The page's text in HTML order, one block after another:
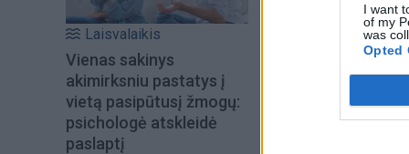
I want
of my
was
Opted
Laisvalaikis
Vienas sakinys
akimirksniu pastatys į
vietą pasipūtusį žmogų:
psichologė atskleidė
paslaptį
Šiuo metu